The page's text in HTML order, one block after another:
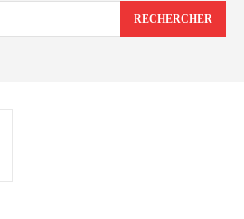
RECHERCHER